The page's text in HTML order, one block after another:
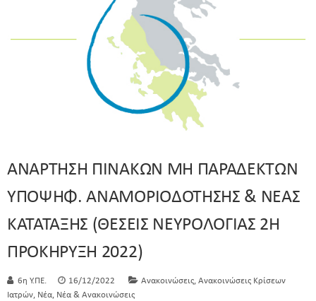
ΑΝΑΡΤΗΣΗ ΠΙΝΑΚΩΝ ΜΗ ΠΑΡΑΔΕΚΤΩΝ
ΥΠΟΨΗΦ. ΑΝΑΜΟΡΙΟΔΟΤΗΣΗΣ & ΝΕΑΣ
ΚΑΤΑΤΑΞΗΣ (ΘΕΣΕΙΣ ΝΕΥΡΟΛΟΓΙΑΣ 2Η
ΠΡΟΚΗΡΥΞΗ 2022)
6η Υ.ΠΕ. 16/12/2022 Ανακοινώσεις, Ανακοινώσεις Κρίσεων
Ιατρών, Νέα, Νέα & Ανακοινώσεις